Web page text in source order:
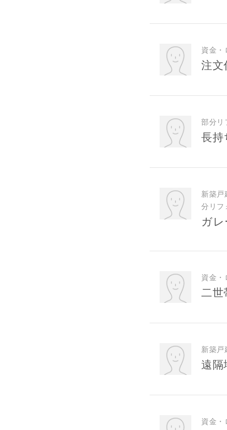
資金・
注文
部分リ
長持
新築
分リ
ガ
資金
二世
新築戸
遠隔
資金・
お名前